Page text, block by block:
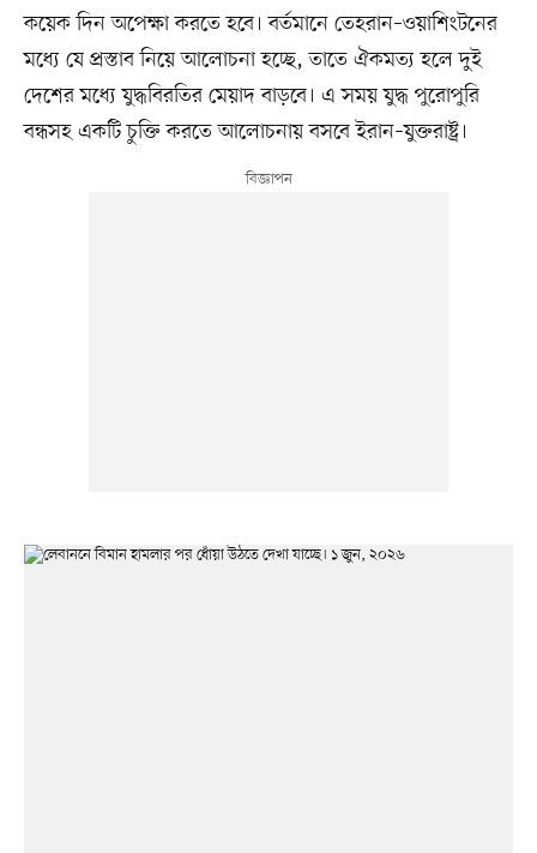
কয়েক দিন অপেক্ষা করতে হবে। বর্তমানে তেহরান–ওয়াশিংটনের
মধ্যে যে প্রস্তাব নিয়ে আলোচনা হচ্ছে, তাতে ঐকমত্য হলে দুই
দেশের মধ্যে যুদ্ধবিরতির মেয়াদ বাড়বে। এ সময় যুদ্ধ পুরোপুরি
বন্ধসহ একটি চুক্তি করতে আলোচনায় বসবে ইরান–যুক্তরাষ্ট্র।